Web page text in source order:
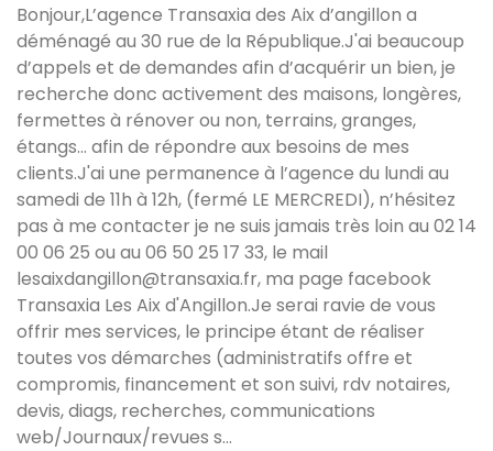
Bonjour,L’agence Transaxia des Aix d’angillon a
déménagé au 30 rue de la République.J'ai beaucoup
d’appels et de demandes afin d’acquérir un bien, je
recherche donc activement des maisons, longères,
fermettes à rénover ou non, terrains, granges,
étangs... afin de répondre aux besoins de mes
clients.J'ai une permanence à l’agence du lundi au
samedi de 11h à 12h, (fermé LE MERCREDI), n’hésitez
pas à me contacter je ne suis jamais très loin au 02 14
00 06 25 ou au 06 50 25 17 33, le mail
lesaixdangillon@transaxia.fr, ma page facebook
Transaxia Les Aix d'Angillon.Je serai ravie de vous
offrir mes services, le principe étant de réaliser
toutes vos démarches (administratifs offre et
compromis, financement et son suivi, rdv notaires,
devis, diags, recherches, communications
web/Journaux/revues s...